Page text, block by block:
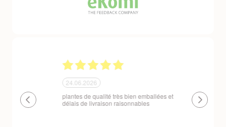
24.06.2026
plantes de qualité très bien emballées et
délais de livraison raisonnables
Un site que
réserve. La
livraison